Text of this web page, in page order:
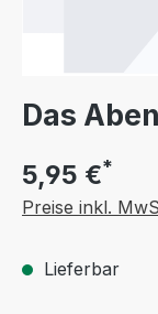
Das
5,95 €*
Preise inkl.
Lieferbar